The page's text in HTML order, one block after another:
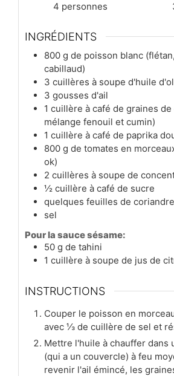
4 personnes
INGRÉDIENTS
800 g de poisson blanc
cabillaud)
3 cuillères à soupe d'huile
3 gousses d'ail
1 cuillère à café de graines de
mélange fenouil et cumin)
1 cuillère à café de paprika
800 g de tomates en
ok)
2 cuillères à soupe de
½ cuillère à café de sucre
quelques feuilles de coriandre
sel
Pour la sauce sésame:
50 g de tahini
1 cuillère à soupe de jus de
INSTRUCTIONS
Couper le poisson en
avec ⅓ de cuillère de sel et
Mettre l'huile à chauffer dans
(qui a un couvercle) à feu
revenir l'ail émincé, les